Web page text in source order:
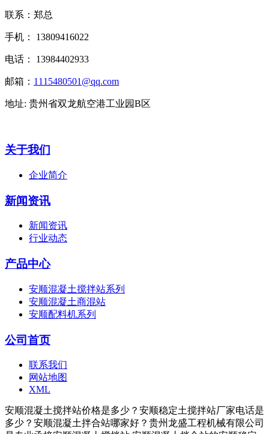
联系：郑总
手机： 13809416022
电话： 13984402933
邮箱： 1115480501@qq.com
地址: 贵州省双龙航空港工业园B区
关于我们
企业简介
新闻资讯
新闻资讯
行业动态
产品中心
安顺混凝土搅拌站系列
安顺混凝土商混站
安顺配料机系列
公司首页
联系我们
网站地图
XML
安顺混凝土搅拌站价格是多少？安顺稳定土搅拌站厂家电话是
多少？安顺混凝土拌合站哪家好？贵州龙盛工程机械有限公司